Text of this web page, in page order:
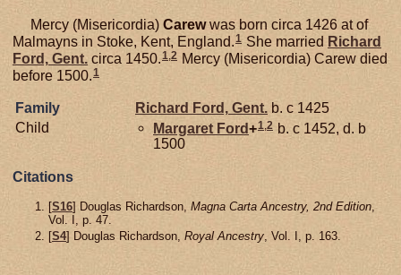
Mercy (Misericordia) Carewwas born circa 1426 at of
Malmayns in Stoke, Kent, England.1 She married Richard
Ford, Gent. circa 1450.1,2 Mercy (Misericordia) Carew died
before 1500.1
Family Richard Ford, Gent. b. c 1425
Child
Margaret Ford+1 2 b. c 1452, d. b
1500
Citations
[S16] Douglas Richardson, Magna Carta Ancestry, 2nd Edition
Vol. I, p. 47.
[S4] Douglas Richardson, Royal Ancestry , Vol. I, p. 163.